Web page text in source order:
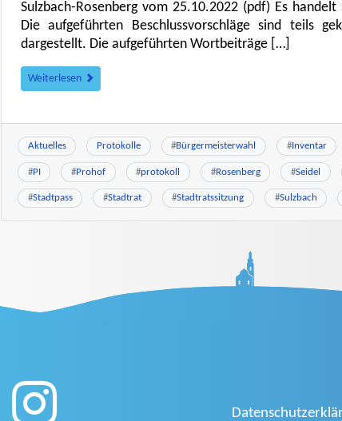
Sulzbach-Rosenberg vom 25.10.2022 (pdf) Es
Die aufgeführten Beschlussvorschläge sind teils
dargestellt. Die aufgeführten Wortbeiträge […]
Weiterlesen
Aktuelles Protokolle #Bürgermeisterwahl #Inventar
#PI #Prohof #protokoll #Rosenberg #Seidel
#Stadtpass #Stadtrat #Stadtratssitzung #Sulzbach